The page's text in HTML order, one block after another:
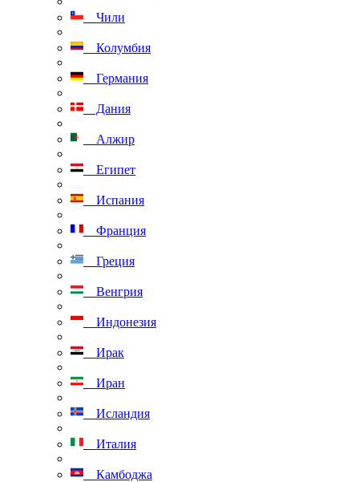
Чили
Колумбия
Германия
Дания
Алжир
Египет
Испания
Франция
Греция
Венгрия
Индонезия
Ирак
Иран
Исландия
Италия
Камбоджа